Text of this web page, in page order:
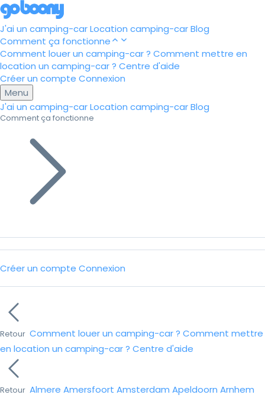
J'ai un camping-carLocation camping-carBlog
Comment ça fonctionne
Comment louer un camping-car ? Comment mettre en
location un camping-car ? Centre d'aide
Créer un compte Connexion
Menu
J'ai un camping-carLocation camping-carBlog
Comment ça fonctionne
Créer un compte Connexion
Retour Comment louer un camping-car ? Comment mettre
en location un camping-car ? Centre d'aide
Retour Almere Amersfoort Amsterdam Apeldoorn Arnhem